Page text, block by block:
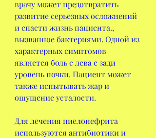
врачу может предотвратить
развитие серьезных осложнений
и спасти жизнь пациента.,
вызванное бактериями. Одной из
характерных симптомов
является боль с лева с зади
уровень почки. Пациент может
также испытывать жар и
ощущение усталости.
Для лечения пиелонефрита
используются антибиотики и